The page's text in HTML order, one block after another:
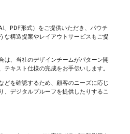
、PDF形式）をご提供いただき、パウチ
な構造提案やレイアウトサービスもご提
は、当社のデザインチームがパターン開
キスト仕様の完成をお手伝いします。
どを確認するため、顧客のニーズに応じ
、デジタルプルーフを提供したりするこ